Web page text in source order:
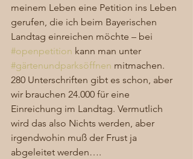
meinem Leben eine Petition ins Leben
gerufen, die ich beim Bayerischen
Landtag einreichen möchte – bei
#openpetition kann man unter
#gärtenundparksöffnen mitmachen.
280 Unterschriften gibt es schon, aber
wir brauchen 24.000 für eine
Einreichung im Landtag. Vermutlich
wird das also Nichts werden, aber
irgendwohin muß der Frust ja
abgeleitet werden….